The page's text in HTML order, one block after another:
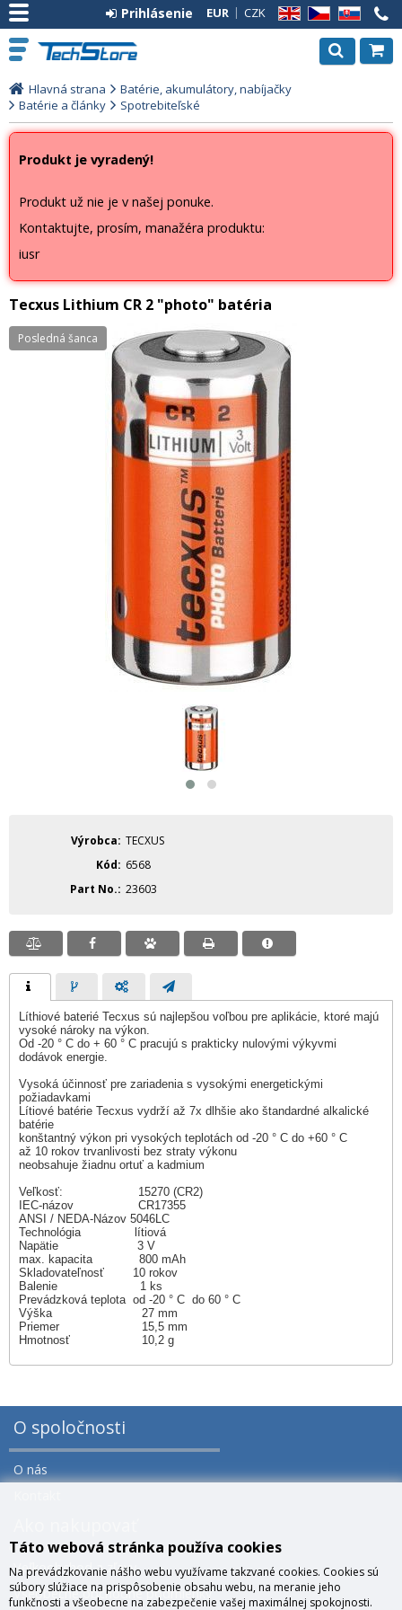
EN CZ SK
EUR CZK
Prihlásenie
Hlavná strana
Batérie, akumulátory, nabíjačky
Batérie a články
Spotrebiteľské
Produkt je vyradený!
Produkt už nie je v našej ponuke.
Kontaktujte, prosím, manažéra produktu:
iusr
Tecxus Lithium CR 2 "photo" batéria
Posledná šanca
Výrobca TECXUS
Kód
6568
Part No. 23603
Líthiové baterié Tecxus sú najlepšou voľbou pre aplikácie, ktoré majú
vysoké nároky na výkon.
Od -20 ° C do + 60 ° C pracujú s prakticky nulovými výkyvmi
dodávok energie.
Vysoká účinnosť pre zariadenia s vysokými energetickými
požiadavkami
Lítiové batérie Tecxus vydrží až 7x dlhšie ako štandardné alkalické
batérie
konštantný výkon pri vysokých teplotách od -20 ° C do +60 ° C
až 10 rokov trvanlivosti bez straty výkonu
neobsahuje žiadnu ortuť a kadmium
Veľkosť: 15270 (CR2)
IEC-názov CR17355
ANSI / NEDA-Názov 5046LC
Technológia lítiová
Napätie 3 V
max. kapacita 800 mAh
Skladovateľnosť 10 rokov
Balenie 1 ks
Prevádzková teplota od -20 ° C do 60 ° C
Výška 27 mm
Priemer 15,5 mm
Hmotnosť 10,2 g
O spoločnosti
O nás
Veľkoobchod a zľavy
Všeobecné obchodné podmienky
Táto webová stránka používa cookies
Na prevádzkovanie nášho webu využívame takzvané cookies. Cookies sú
súbory slúžiace na prispôsobenie obsahu webu, na meranie jeho
funkčnosti a všeobecne na zabezpečenie vašej maximálnej spokojnosti.